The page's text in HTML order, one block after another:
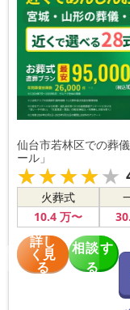
仙台市若林区での葬
ール」
★★★★★
★★★★★
火葬式
10.4万〜
30
詳し
く見
る
相談す
る